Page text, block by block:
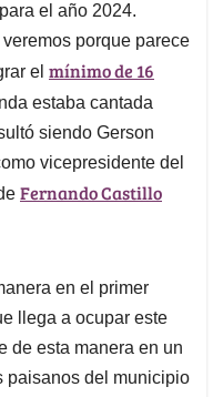
el año 2024.
porque parece
el mínimo de 16
estaba cantada
siendo Gerson
vicepresidente del
Fernando Castillo
en el primer
llega a ocupar este
de esta manera en un
paisanos del municipio